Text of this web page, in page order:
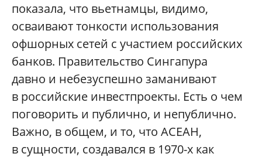
показала, что вьетнамцы, видимо,
осваивают тонкости использования
офшорных сетей с участием российских
банков. Правительство Сингапура
давно и небезуспешно заманивают
в российские инвестпроекты. Есть о чем
поговорить и публично, и непублично.
Важно, в общем, и то, что АСЕАН,
в сущности, создавался в 1970-х как